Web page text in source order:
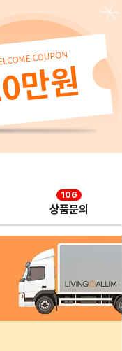
상품문의
106